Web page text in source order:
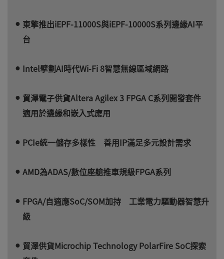
東擎推出iEPF-11000S與iEPF-10000S系列邊緣AI平
台
Intel擘劃AI時代Wi-Fi 8智慧無線區域網路
貿澤電子供貨Altera Agilex 3 FPGA C系列開發套件
適用於邊緣和嵌入式應用
PCIe統一儲存多樣性 善用IP滿足多元設計需求
AMD為ADAS/數位座艙推車規級FPGA系列
FPGA/自適應SoC/SOM加持 工業電力驅動器智慧升
級
貿澤供貨Microchip Technology PolarFire SoC探索